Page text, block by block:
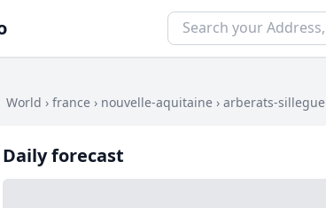
World › france › nouvelle-aquitaine › arberats-sillegue
Daily forecast